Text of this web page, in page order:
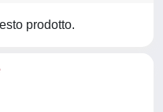
prodotto.